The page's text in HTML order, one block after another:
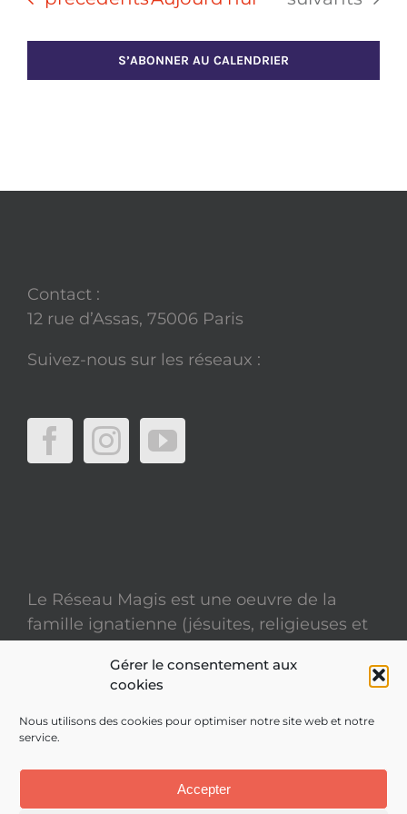
Gérer le consentement aux
cookies
Nous utilisons des cookies pour optimiser notre site web et notre
service.
Accepter
S’ABONNER AU CALENDRIER
Contact :
12 rue d’Assas, 75006 Paris
Suivez-nous sur les réseaux :
Le Réseau Magis est une oeuvre de la
famille ignatienne (jésuites, religieuses et
Mentions légales
Politique de confidentialité
ACCK